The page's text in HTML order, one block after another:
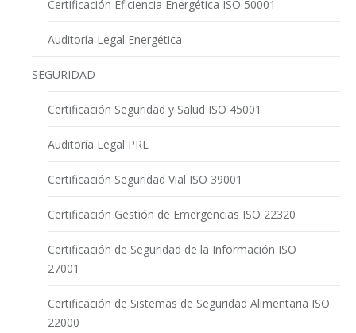
Certificación Eficiencia Energética ISO 50001
Auditoría Legal Energética
SEGURIDAD
Certificación Seguridad y Salud ISO 45001
Auditoría Legal PRL
Certificación Seguridad Vial ISO 39001
Certificación Gestión de Emergencias ISO 22320
Certificación de Seguridad de la Información ISO
27001
Certificación de Sistemas de Seguridad Alimentaria ISO
22000